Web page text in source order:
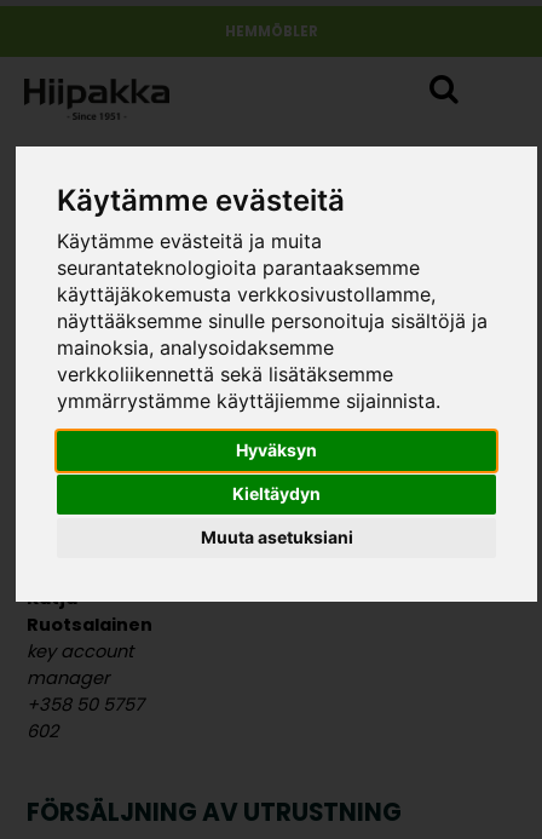
Käytämme evästeitä
Käytämme evästeitä ja muita
seurantateknologioita parantaaksemme
käyttäjäkokemusta verkkosivustollamme,
näyttääksemme sinulle personoituja sisältöjä ja
mainoksia, analysoidaksemme
verkkoliikennettä sekä lisätäksemme
ymmärrystämme käyttäjiemme sijainnista.
Hyväksyn
Kieltäydyn
Muuta asetuksiani
HEMMÖBLER
Vår personal
Våra e-postadresser har formatet
förnamn.efternamn@ejh.fi
HEMINREDNING
Päivi
Blomback
försäljnings
+358 50 5561
Katja
Ruotsalainen
key account
manager
+358 50 5757
602
Ann-Sofia
Kinnari
regionsäljare
och produkt
utveckling
+358 40 0218
FÖRSÄLJNING AV UTRUSTNING